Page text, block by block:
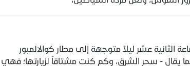
الثانية عشر ليلاً متوجهة إلى مطار كوالالمبور
يقال - سحر الشرق، وكم كنت مشتاقاً لزيارتها؛ فهي